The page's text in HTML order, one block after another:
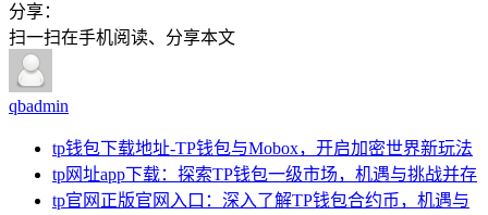
分享：
扫一扫在手机阅读、分享本文
qbadmin
tp钱包下载地址-TP钱包与Mobox，开启加密世界新玩法
tp网址app下载：探索TP钱包一级市场，机遇与挑战并存
tp官网正版官网入口：深入了解TP钱包合约币，机遇与